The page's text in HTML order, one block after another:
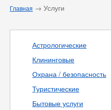
Главная → Услуги
Астрологические
Клининговые
Охрана / безопасность
Туристические
Бытовые услуги